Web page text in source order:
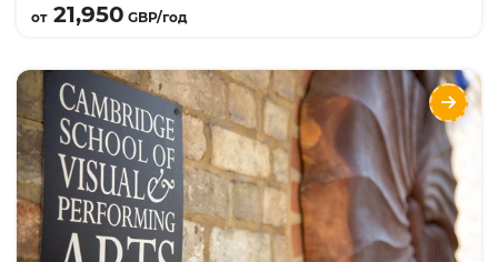
от21,950 GBP/год
Колледж CSVPA - поступление в лучшие
арт-вузы Великобритании
Описание
Курсы
Языки
Направления
Обучение в области искусства и дизайна,
драмы, танца и музыки для школьников от 17